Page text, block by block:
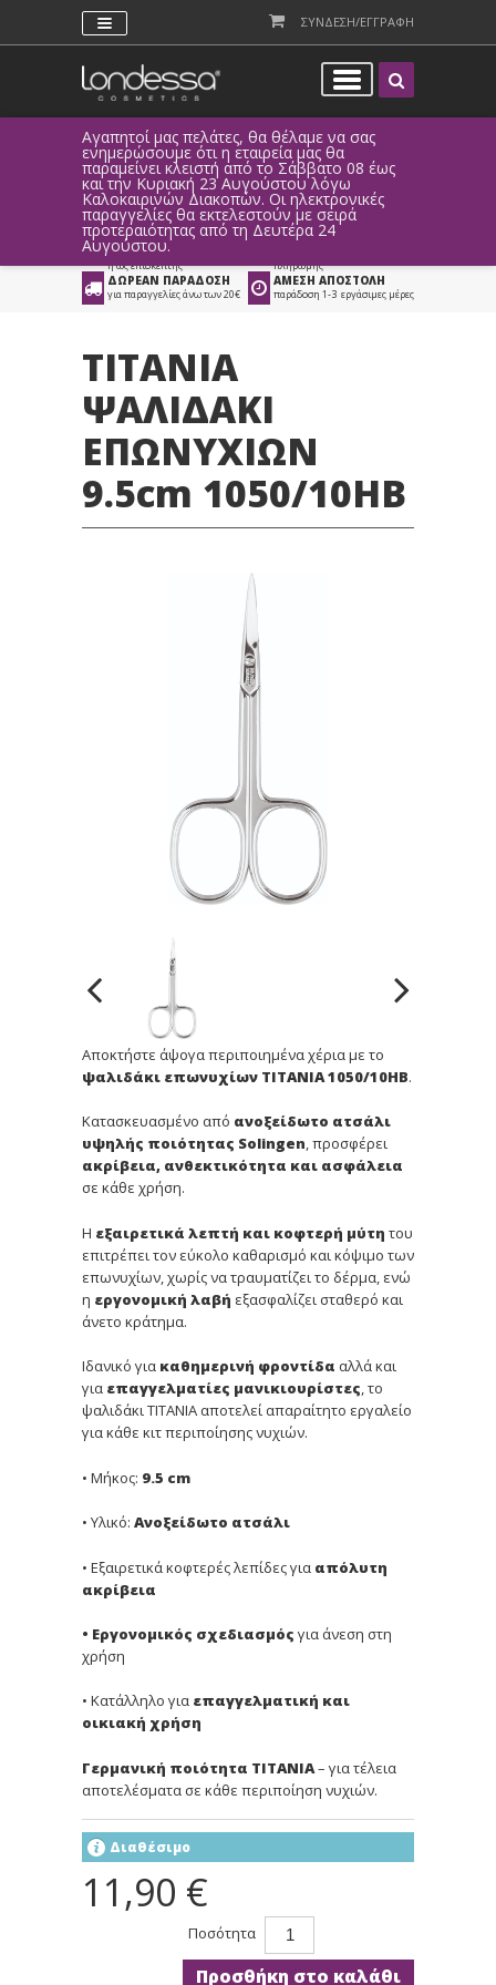
ΣΥΝΔΕΣΗ/ΕΓΓΡΑΦΗ
Αγαπητοί μας πελάτες, θα θέλαμε να σας
ενημερώσουμε ότι η εταιρεία μας θα
παραμείνει κλειστή από το Σάββατο 08 έως
και την Κυριακή 23 Αυγούστου λόγω
Καλοκαιρινών Διακοπών. Οι ηλεκτρονικές
παραγγελίες θα εκτελεστούν με σειρά
προτεραιότητας από τη Δευτέρα 24
Αυγούστου.
Προϊόντα > Νέα Σειρά Titania
>
Χέρια - Πόδια
ΑΜΕΣΗ ΣΥΝΔΕΣΗ
Facebook, Gmail
ή ως επισκέπτης
ΕΥΚΟΛΕΣ ΑΓΟΡΕΣ
πληρωμής
ΔΩΡΕΑΝ ΠΑΡΑΔΟΣΗ
για παραγγελίες άνω των 20€
ΑΜΕΣΗ ΑΠΟΣΤΟΛΗ
παράδοση 1-3 εργάσιμες μέρες
TITANIA
ΨΑΛΙΔΑΚΙ
ΕΠΩΝΥΧΙΩΝ
9.5cm 1050/10HB
Αποκτήστε άψογα περιποιημένα χέρια με το
ψαλιδάκι επωνυχίων TITANIA 1050/10HB.
Κατασκευασμένο από ανοξείδωτο ατσάλι
υψηλής ποιότητας Solingen, προσφέρει
ακρίβεια, ανθεκτικότητα και ασφάλεια
σε κάθε χρήση.
Η εξαιρετικά λεπτή και κοφτερή μύτη του
επιτρέπει τον εύκολο καθαρισμό και κόψιμο των
επωνυχίων, χωρίς να τραυματίζει το δέρμα, ενώ
η εργονομική λαβή εξασφαλίζει σταθερό και
άνετο κράτημα.
Ιδανικό για καθημερινή φροντίδα αλλά και
για επαγγελματίες μανικιουρίστες, το
ψαλιδάκι TITANIA αποτελεί απαραίτητο εργαλείο
για κάθε κιτ περιποίησης νυχιών.
• Μήκος: 9.5 cm
• Υλικό: Ανοξείδωτο ατσάλι
• Εξαιρετικά κοφτερές λεπίδες για απόλυτη
ακρίβεια
• Εργονομικός σχεδιασμός για άνεση στη
χρήση
• Κατάλληλο για επαγγελματική και
οικιακή χρήση
Γερμανική ποιότητα TITANIA– για τέλεια
αποτελέσματα σε κάθε περιποίηση νυχιών.
Διαθέσιμο
11,90 €
Ποσότητα
Προσθήκη στο καλάθι